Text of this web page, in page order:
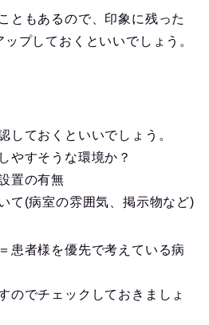
ともあるので、印象に残った
プしておくといいでしょう。
しておくといいでしょう。
やすそうな環境か？
置の有無
て(病室の雰囲気、掲示物など)
患者様を優先で考えている病
のでチェックしておきましょ